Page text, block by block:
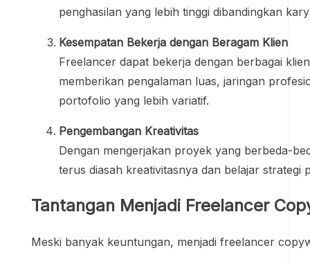
penghasilan yang lebih tinggi dibandingkan
Kesempatan Bekerja dengan Beragam Klien
Freelancer dapat bekerja dengan berbagai
memberikan pengalaman luas, jaringan
portofolio yang lebih variatif.
Pengembangan Kreativitas
Dengan mengerjakan proyek yang berbeda-
terus diasah kreativitasnya dan belajar strategi
Tantangan Menjadi Freelancer
Meski banyak keuntungan, menjadi freelancer